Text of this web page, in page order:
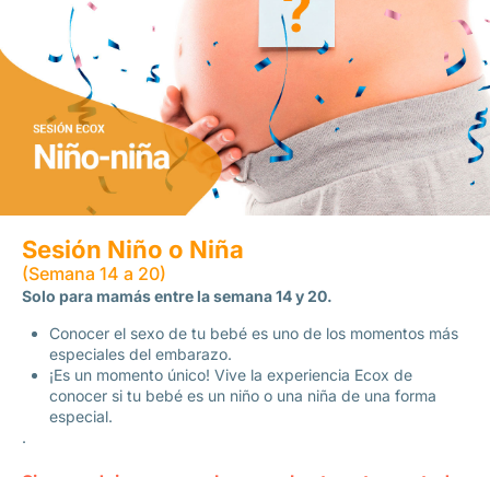
Sesión Niño o Niña
(Semana 14 a 20)
Solo para mamás entre la semana 14 y 20.
Conocer el sexo de tu bebé es uno de los momentos más
especiales del embarazo.
¡Es un momento único! Vive la experiencia Ecox de
conocer si tu bebé es un niño o una niña de una forma
especial.
.